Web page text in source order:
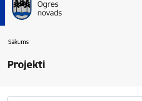
Sākums
Projekti